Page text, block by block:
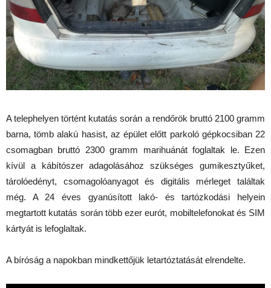
A telephelyen történt kutatás során a rendőrök bruttó 2100 gramm
barna, tömb alakú hasist, az épület előtt parkoló gépkocsiban 22
csomagban bruttó 2300 gramm marihuánát foglaltak le. Ezen
kívül a kábítószer adagolásához szükséges gumikesztyűket,
tárolóedényt, csomagolóanyagot és digitális mérleget találtak
még. A 24 éves gyanúsított lakó- és tartózkodási helyein
megtartott kutatás során több ezer eurót, mobiltelefonokat és SIM
kártyát is lefoglaltak.
A bíróság a napokban mindkettőjük letartóztatását elrendelte.